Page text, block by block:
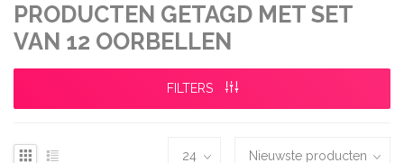
PRODUCTEN GETAGD MET SET
VAN 12 OORBELLEN
FILTERS